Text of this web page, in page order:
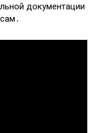
документации